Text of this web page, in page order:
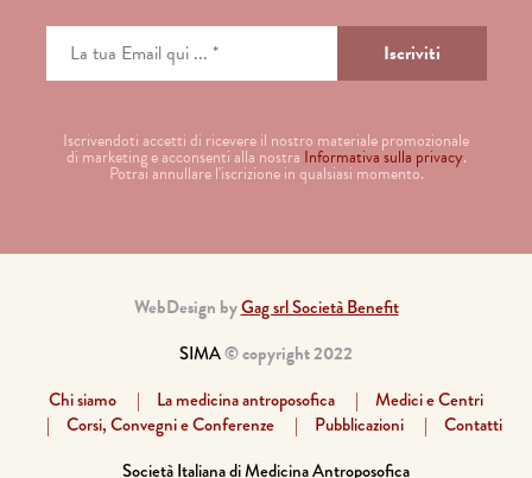
Iscrivendoti accetti di ricevere il nostro materiale promozionale
di marketing e acconsenti alla nostra Informativa sulla privacy.
Potrai annullare l'iscrizione in qualsiasi momento.
WebDesign byGag srl Società Benefit
SIMA© copyright 2022
Chi siamo
La medicina antroposofica
Medici e Centri
Corsi, Convegni e Conferenze
Pubblicazioni
Contatti
Società Italiana di Medicina Antroposofica